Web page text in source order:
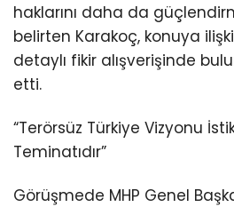
haklarını daha da
belirten Karakoç, konuya
detaylı fikir alışverişinde
etti.
“Terörsüz Türkiye Vizyonu
Teminatıdır”
Görüşmede MHP Genel